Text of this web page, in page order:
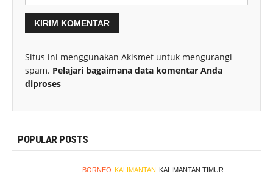
Situs ini menggunakan Akismet untuk mengurangi
spam. Pelajari bagaimana data komentar Anda
diproses
POPULAR POSTS
BORNEO KALIMANTAN KALIMANTAN TIMUR